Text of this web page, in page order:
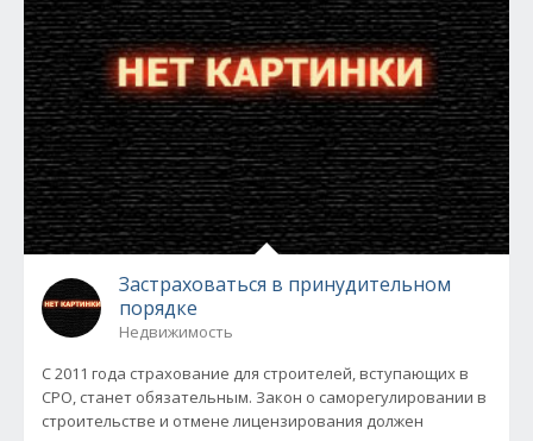
Застраховаться в принудительном
порядке
Недвижимость
С 2011 года страхование для строителей, вступающих в
СРО, станет обязательным. Закон о саморегулировании в
строительстве и отмене лицензирования должен